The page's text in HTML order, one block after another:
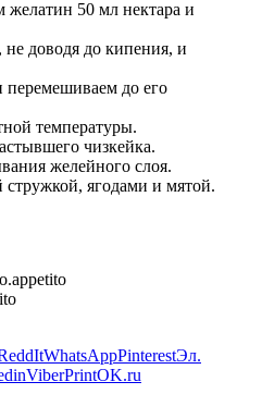
желатин 50 мл нектара и
доводя до кипения, и
до его
температуры.
чизкейка.
желейного слоя.
ягодами и мятой.
WhatsAppPinterestЭл.
ViberPrintOK.ru